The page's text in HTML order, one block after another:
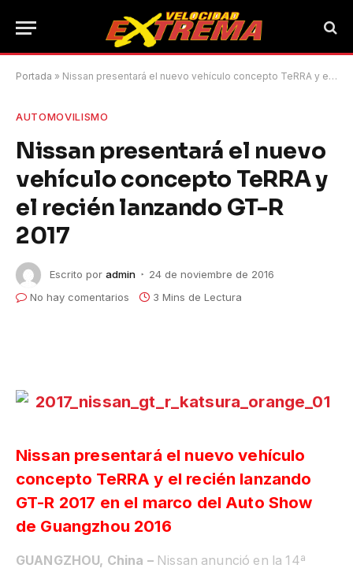
Portada » Nissan presentará el nuevo vehículo concepto TeRRA y el recién lanzando GT-R 2017
AUTOMOVILISMO
Nissan presentará el nuevo
vehículo concepto TeRRA y
el recién lanzando GT-R
2017
Escrito por admin
24 de noviembre de 2016
No hay comentarios
3 Mins de Lectura
Nissan presentará el nuevo vehículo
concepto TeRRA y el recién lanzando
GT-R 2017 en el marco del Auto Show
de Guangzhou 2016
GUANGZHOU, China – Nissan anunció en la 14ª